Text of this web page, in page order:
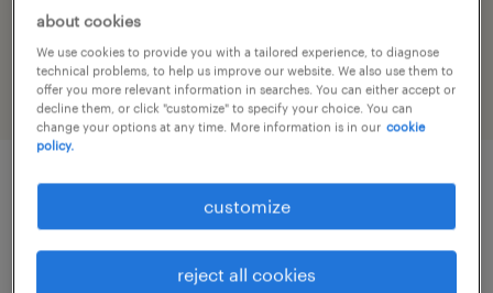
job category
other
descriptif du poste
about cookies
We use cookies to provide you with a tailored experience, to diagnose
technical problems, to help us improve our website. We also use them to
offer you more relevant information in searches. You can either accept or
decline them, or click "customize" to specify your choice. You can
change your options at any time. More information is in our cookie
policy.
customize
reject all cookies